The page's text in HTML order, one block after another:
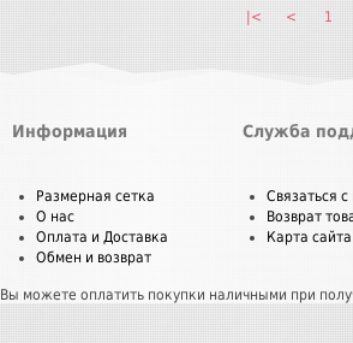
|< < 1
Информация
Размерная сетка
О нас
Оплата и Доставка
Обмен и возврат
Служба
Связаться с
Возврат
Карта сайта
Вы можете оплатить покупки наличными при